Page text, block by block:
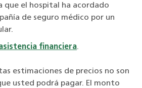
que el hospital ha acordado
de seguro médico por un
financiera.
estimaciones de precios no son
usted podrá pagar. El monto